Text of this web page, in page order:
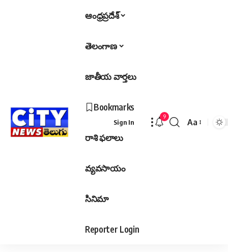
ఆంధ్రప్రదేశ్
తెలంగాణ
జాతీయ వార్తలు
Bookmarks
రాశి ఫలాలు
వ్యవసాయం
సినిమా
Reporter Login
Sign In
9
Font
Aa